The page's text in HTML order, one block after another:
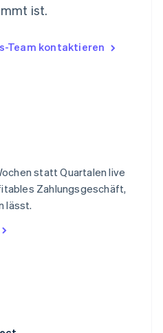
ist.
Team kontaktieren
statt Quartalen live
Zahlungsgeschäft,
lässt.